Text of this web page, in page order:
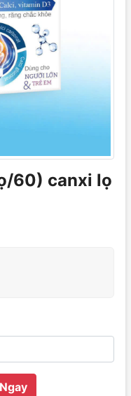
60) canxi lọ